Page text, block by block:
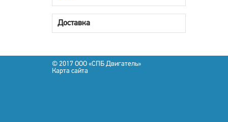
Доставка
© 2017 OOO «СПБ Двигатель»
Карта сайта